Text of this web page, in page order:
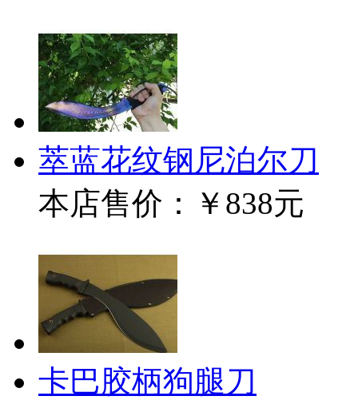
萃蓝花纹钢尼泊尔刀
本店售价：
￥838元
卡巴胶柄狗腿刀